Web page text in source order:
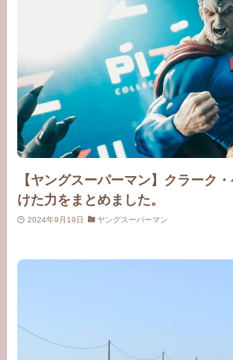
【ヤングスーパーマン】クラーク
けた力をまとめました。
2024年9月19日 ヤングスーパーマン